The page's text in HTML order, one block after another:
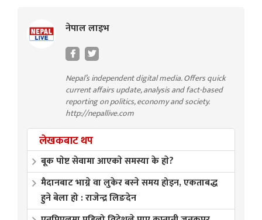
नेपाल लाइभ
Nepal’s independent digital media. Offers quick
current affairs update, analysis and fact-based
reporting on politics, economy and society.
http://nepallive.com
लेखकबाट थप
बूक पाेष्ट सेवामा आएकाे समस्या के हाे?
मैदानबाट भाग्ने वा लुकेर बस्ने समय होइन, एकताबद्ध
हुने बेला हो : राजेन्द्र लिङदेन